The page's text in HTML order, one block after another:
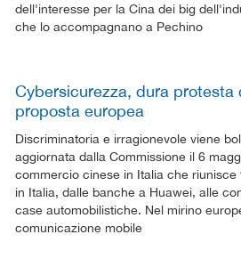
dell'interesse per la Cina dei big
che lo accompagnano a Pechino
Cybersicurezza, dura protesta
proposta europea
Discriminatoria e irragionevole viene
aggiornata dalla Commissione il 6
commercio cinese in Italia che riunisce
in Italia, dalle banche a Huawei, alle
case automobilistiche. Nel mirino
comunicazione mobile